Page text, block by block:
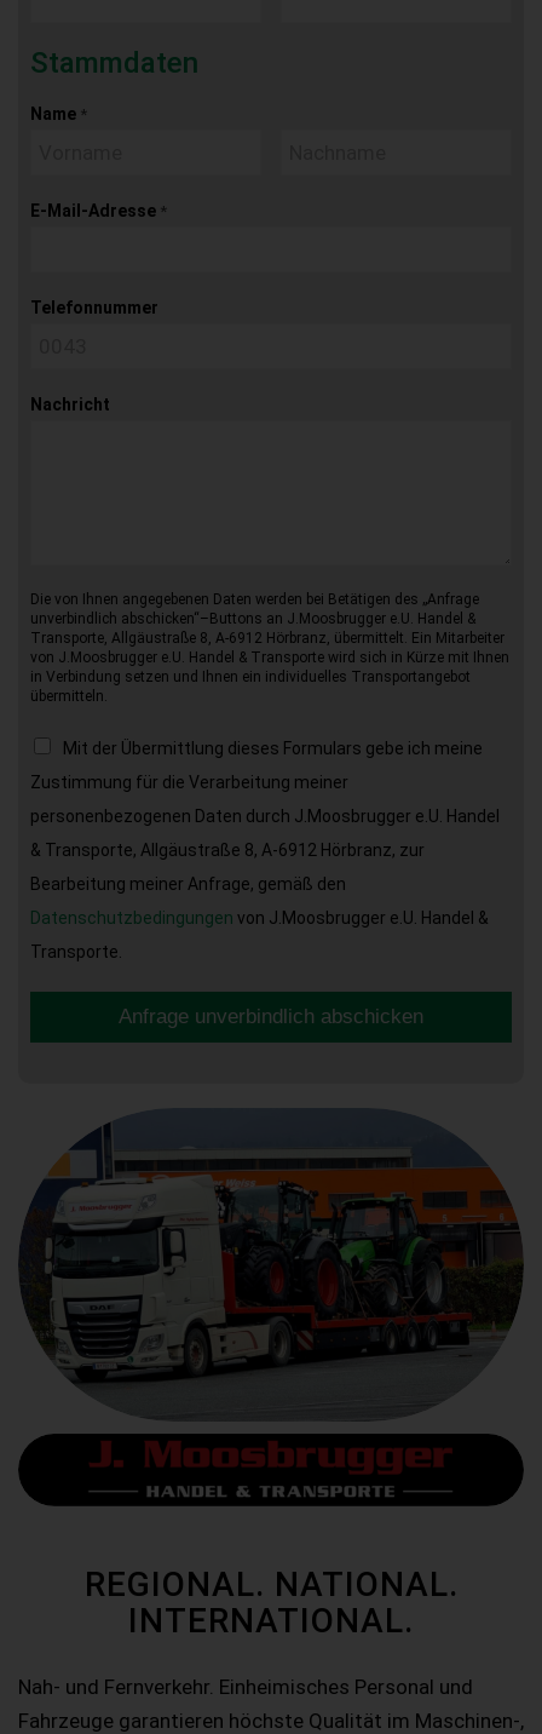
Stammdaten
Name *
E-Mail-Adresse *
Telefonnummer
Nachricht
Die von Ihnen angegebenen Daten werden bei Betätigen des „Anfrage
unverbindlich abschicken“–Buttons an J.Moosbrugger e.U. Handel &
Transporte, Allgäustraße 8, A-6912 Hörbranz, übermittelt. Ein Mitarbeiter
von J.Moosbrugger e.U. Handel & Transporte wird sich in Kürze mit Ihnen
in Verbindung setzen und Ihnen ein individuelles Transportangebot
übermitteln.
Mit der Übermittlung dieses Formulars gebe ich meine
Zustimmung für die Verarbeitung meiner
personenbezogenen Daten durch J.Moosbrugger e.U. Handel
& Transporte, Allgäustraße 8, A-6912 Hörbranz, zur
Bearbeitung meiner Anfrage, gemäß den
Datenschutzbedingungen von J.Moosbrugger e.U. Handel &
Transporte.
Anfrage unverbindlich abschicken
REGIONAL. NATIONAL.
INTERNATIONAL.
Nah- und Fernverkehr. Einheimisches Personal und
Fahrzeuge garantieren höchste Qualität im Maschinen-,